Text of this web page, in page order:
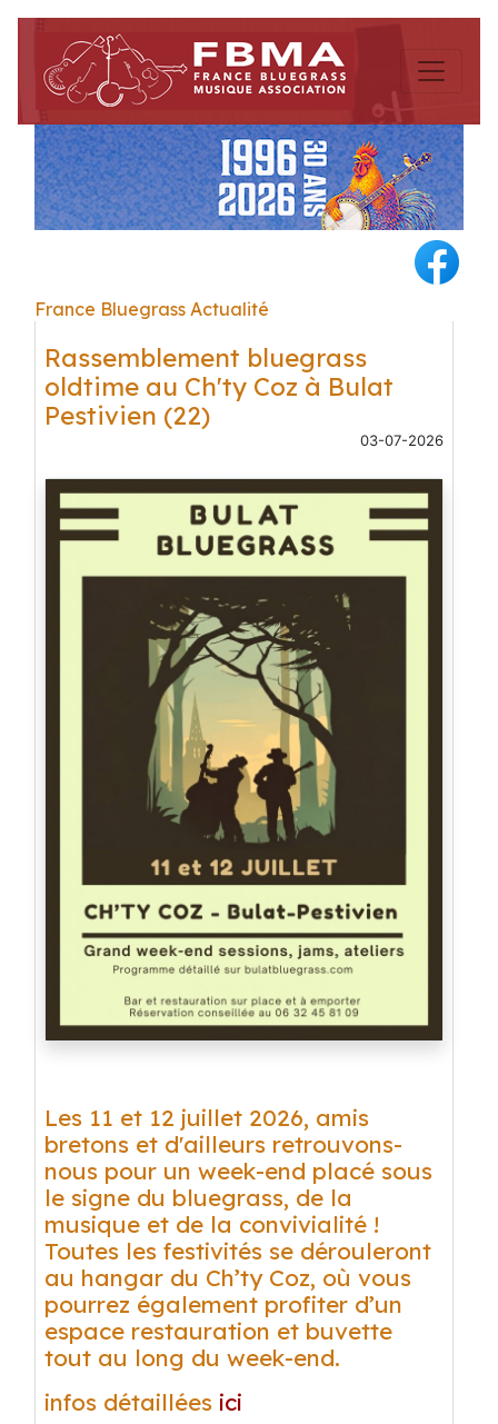
France Bluegrass Actualité
Rassemblement bluegrass
oldtime au Ch'ty Coz à Bulat
Pestivien (22)
03-07-2026
Les 11 et 12 juillet 2026, amis
bretons et d'ailleurs retrouvons-
nous pour un week-end placé sous
le signe du bluegrass, de la
musique et de la convivialité !
Toutes les festivités se dérouleront
au hangar du Ch’ty Coz, où vous
pourrez également profiter d’un
espace restauration et buvette
tout au long du week-end.
infos détaillées ici